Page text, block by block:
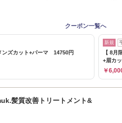
クーポン一覧へ
ンズカット+パーマ 14750円
新規
【 8
+眉カ
￥
髪質改善トリートメント&